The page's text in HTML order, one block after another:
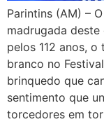
Parintins (AM) –
madrugada
pelos 112 anos,
branco no
brinquedo que
sentimento que
torcedores em